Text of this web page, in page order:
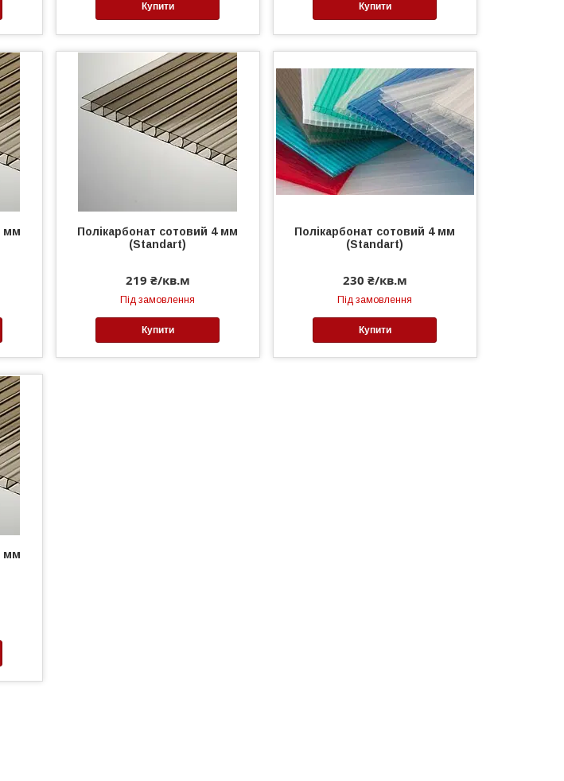
Купити Купити
мм
Полікарбонат сотовий 4 мм
(Standart)
219 ₴/кв.м
Під замовлення
Купити
Полікарбонат сотовий 4 мм
(Standart)
230 ₴/кв.м
Під замовлення
Купити
мм